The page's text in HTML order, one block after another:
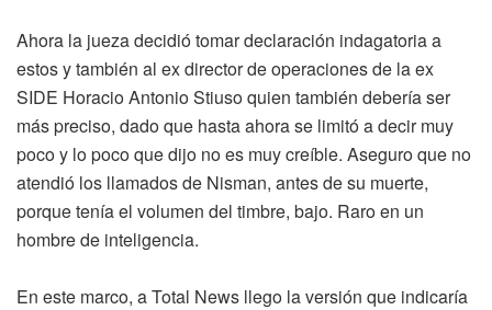
Ahora la jueza decidió tomar declaración indagatoria a
estos y también al ex director de operaciones de la ex
SIDE Horacio Antonio Stiuso quien también debería ser
más preciso, dado que hasta ahora se limitó a decir muy
poco y lo poco que dijo no es muy creíble. Aseguro que no
atendió los llamados de Nisman, antes de su muerte,
porque tenía el volumen del timbre, bajo. Raro en un
hombre de inteligencia.
En este marco, a Total News llego la versión que indicaría